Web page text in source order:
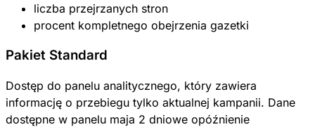
liczba przejrzanych stron
procent kompletnego obejrzenia gazetki
Pakiet Standard
Dostęp do panelu analitycznego, który zawiera
informację o przebiegu tylko aktualnej kampanii. Dane
dostępne w panelu maja 2 dniowe opóźnienie